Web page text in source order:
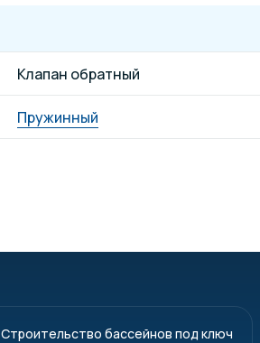
Клапан обратный
Пружинный
Строительство бассейнов под ключ